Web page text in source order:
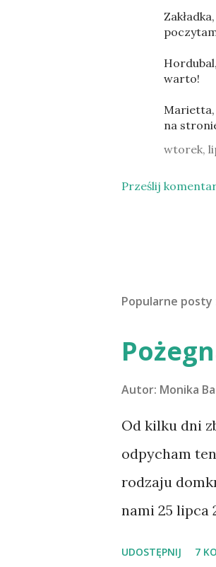
Zakładka,
Hordubal,
warto!
Marietta,
na
wtorek,
Prześlij
Popularne
Autor: Monika
Od kilku dni
odpycham
rodzaju
nami 25 lipca
UDOSTĘPNIJ 7